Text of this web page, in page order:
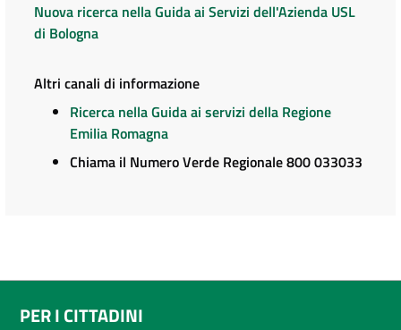
Nuova ricerca nella Guida ai Servizi dell'Azienda USL
di Bologna
Altri canali di informazione
Ricerca nella Guida ai servizi della Regione
Emilia Romagna
Chiama il Numero Verde Regionale 800 033033
PER I CITTADINI